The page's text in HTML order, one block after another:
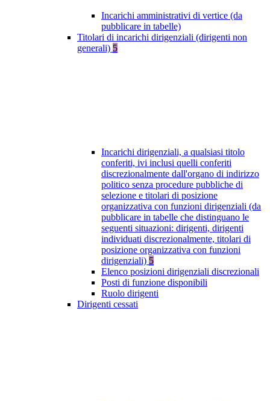
Incarichi amministrativi di vertice (da
pubblicare in tabelle)
Titolari di incarichi dirigenziali (dirigenti non
generali) 5
Incarichi dirigenziali, a qualsiasi titolo
conferiti, ivi inclusi quelli conferiti
discrezionalmente dall'organo di indirizzo
politico senza procedure pubbliche di
selezione e titolari di posizione
organizzativa con funzioni dirigenziali (da
pubblicare in tabelle che distinguano le
seguenti situazioni: dirigenti, dirigenti
individuati discrezionalmente, titolari di
posizione organizzativa con funzioni
dirigenziali) 5
Elenco posizioni dirigenziali discrezionali
Posti di funzione disponibili
Ruolo dirigenti
Dirigenti cessati